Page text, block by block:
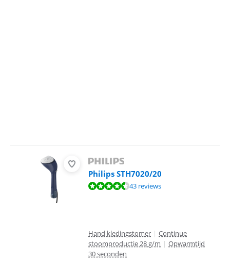
Philips STH7020/20
Beoordeling is 8,7 van de 10, gebaseerd op 43 reviews.
43 reviews
Hand kledingstomer | Continue
stoomproductie 28 g/m | Opwarmtijd
30 seconden